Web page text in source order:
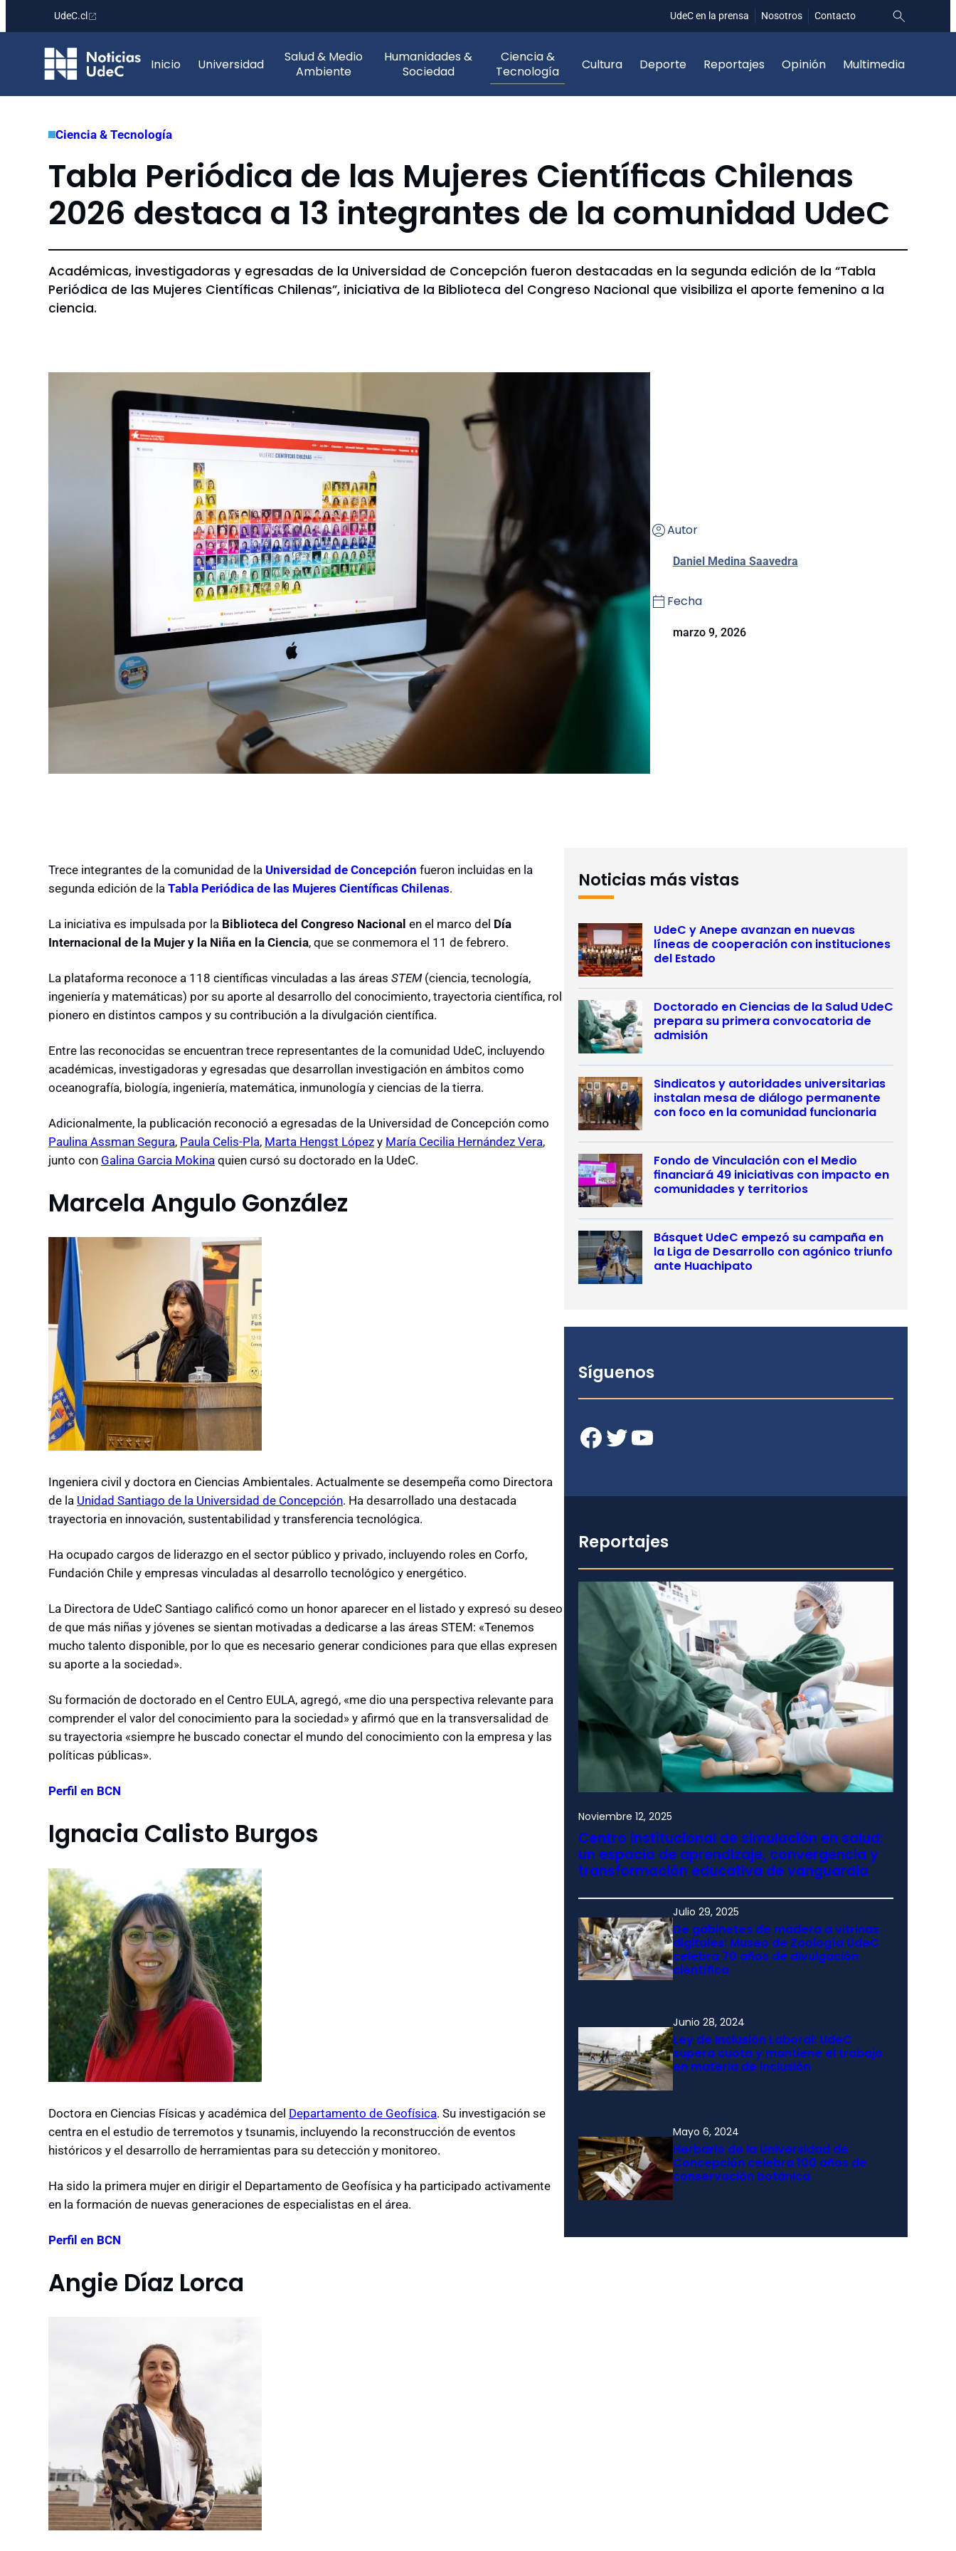
contenido
UdeC.cl UdeC en la prensa Nosotros Contacto
Inicio Universidad
Salud & Medio
Ambiente
Humanidades &
Sociedad
Ciencia &
Tecnología
Cultura Deporte Reportajes Opinión Multimedia
Ciencia & Tecnología
Tabla Periódica de las Mujeres Científicas Chilenas
2026 destaca a 13 integrantes de la comunidad UdeC
Académicas, investigadoras y egresadas de la Universidad de Concepción fueron destacadas en la segunda edición de la “Tabla
Periódica de las Mujeres Científicas Chilenas”, iniciativa de la Biblioteca del Congreso Nacional que visibiliza el aporte femenino a la
ciencia.
Autor
Daniel Medina Saavedra
Fecha
marzo 9, 2026
Trece integrantes de la comunidad de la Universidad de Concepción fueron incluidas en la
segunda edición de la Tabla Periódica de las Mujeres Científicas Chilenas.
La iniciativa es impulsada por la Biblioteca del Congreso Nacional en el marco del Día
Internacional de la Mujer y la Niña en la Ciencia, que se conmemora el 11 de febrero.
La plataforma reconoce a 118 científicas vinculadas a las áreas STEM (ciencia, tecnología,
ingeniería y matemáticas) por su aporte al desarrollo del conocimiento, trayectoria científica, rol
pionero en distintos campos y su contribución a la divulgación científica.
Entre las reconocidas se encuentran trece representantes de la comunidad UdeC, incluyendo
académicas, investigadoras y egresadas que desarrollan investigación en ámbitos como
oceanografía, biología, ingeniería, matemática, inmunología y ciencias de la tierra.
Adicionalmente, la publicación reconoció a egresadas de la Universidad de Concepción como
Paulina Assman Segura, Paula Celis-Pla, Marta Hengst López y María Cecilia Hernández Vera,
junto con Galina Garcia Mokina quien cursó su doctorado en la UdeC.
Marcela Angulo González
Ingeniera civil y doctora en Ciencias Ambientales. Actualmente se desempeña como Directora
de la Unidad Santiago de la Universidad de Concepción. Ha desarrollado una destacada
trayectoria en innovación, sustentabilidad y transferencia tecnológica.
Ha ocupado cargos de liderazgo en el sector público y privado, incluyendo roles en Corfo,
Fundación Chile y empresas vinculadas al desarrollo tecnológico y energético.
La Directora de UdeC Santiago calificó como un honor aparecer en el listado y expresó su deseo
de que más niñas y jóvenes se sientan motivadas a dedicarse a las áreas STEM: «Tenemos
mucho talento disponible, por lo que es necesario generar condiciones para que ellas expresen
su aporte a la sociedad».
Su formación de doctorado en el Centro EULA, agregó, «me dio una perspectiva relevante para
comprender el valor del conocimiento para la sociedad» y afirmó que en la transversalidad de
su trayectoria «siempre he buscado conectar el mundo del conocimiento con la empresa y las
políticas públicas».
Perfil en BCN
Ignacia Calisto Burgos
Doctora en Ciencias Físicas y académica del Departamento de Geofísica. Su investigación se
centra en el estudio de terremotos y tsunamis, incluyendo la reconstrucción de eventos
históricos y el desarrollo de herramientas para su detección y monitoreo.
Ha sido la primera mujer en dirigir el Departamento de Geofísica y ha participado activamente
en la formación de nuevas generaciones de especialistas en el área.
Perfil en BCN
Angie Díaz Lorca
Noticias más vistas
UdeC y Anepe avanzan en nuevas
líneas de cooperación con instituciones
del Estado
Doctorado en Ciencias de la Salud UdeC
prepara su primera convocatoria de
admisión
Sindicatos y autoridades universitarias
instalan mesa de diálogo permanente
con foco en la comunidad funcionaria
Fondo de Vinculación con el Medio
financiará 49 iniciativas con impacto en
comunidades y territorios
Básquet UdeC empezó su campaña en
la Liga de Desarrollo con agónico triunfo
ante Huachipato
Síguenos
Facebook Twitter YouTube
Reportajes
Noviembre 12, 2025
Centro institucional de simulación en salud:
un espacio de aprendizaje, convergencia y
transformación educativa de vanguardia
Julio 29, 2025
De gabinetes de madera a vitrinas
digitales: Museo de Zoología UdeC
celebra 70 años de divulgación
científica
Junio 28, 2024
Ley de Inclusión Laboral: UdeC
supera cuota y mantiene el trabajo
en materia de inclusión
Mayo 6, 2024
Herbario de la Universidad de
Concepción celebra 100 años de
conservación botánica